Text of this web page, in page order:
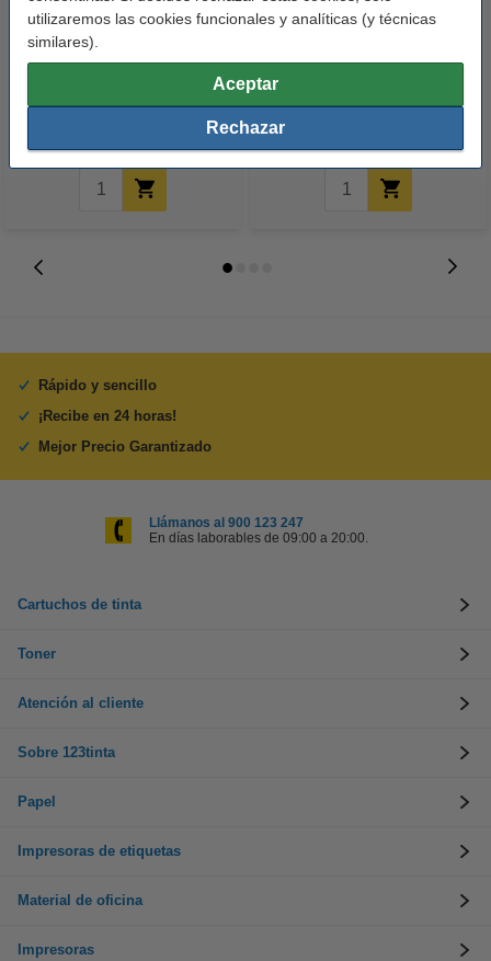
utilizaremos las cookies funcionales y analíticas (y técnicas
similares).
Aceptar
Rechazar
123tinta rotulador de pizarra
Rápido y sencillo
¡Recibe en 24 horas!
Mejor Precio Garantizado
Llámanos al 900 123 247
En días laborables de 09:00 a 20:00.
Cartuchos de tinta
Toner
Atención al cliente
Sobre 123tinta
Papel
Impresoras de etiquetas
Material de oficina
Impresoras